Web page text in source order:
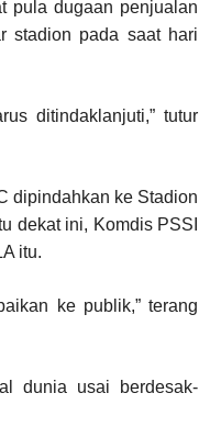
pula dugaan penjualan
stadion pada saat hari
ditindaklanjuti,” tutur
dipindahkan ke Stadion
dekat ini, Komdis PSSI
itu.
ke publik,” terang
dunia usai berdesak-